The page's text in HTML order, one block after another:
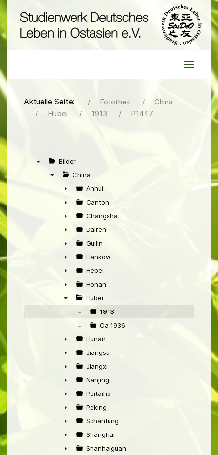
Aktuelle Seite: Fotothek
China
Hubei
1913 P1447
Bilder
China
►
Anhui
►
Canton
►
Changsha
►
Dairen
►
Guilin
►
Hankow
►
Hebei
►
Honan
Hubei
1913
Ca 1936
►
Hunan
►
Jiangsu
►
Jiangxi
►
Nanjing
►
Peitaiho
►
Peking
►
Schantung
►
Shanghai
Shanhaiguan